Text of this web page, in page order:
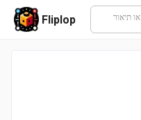
תיאור Fliplop